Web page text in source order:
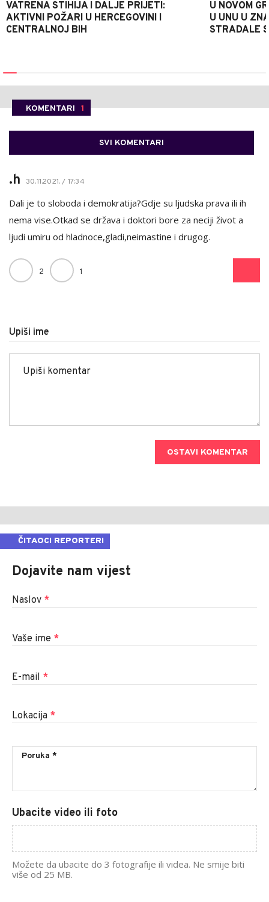
VATRENA STIHIJA I DALJE PRIJETI:
AKTIVNI POŽARI U HERCEGOVINI I
CENTRALNOJ BIH
U NOVOM
U UNU U
STRADALE
KOMENTARI 1
SVI KOMENTARI
.h 30.11.2021. / 17:34
Dali je to sloboda i demokratija?Gdje su ljudska prava ili ih
nema vise.Otkad se država i doktori bore za neciji život a
ljudi umiru od hladnoce,gladi,neimastine i drugog.
2 1
Upiši ime
OSTAVI KOMENTAR
ČITAOCI REPORTERI
Dojavite nam vijest
Naslov *
Vaše ime *
E-mail *
Lokacija *
Ubacite video ili foto
Možete da ubacite do 3 fotografije ili videa. Ne smije biti
više od 25 MB.